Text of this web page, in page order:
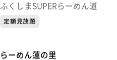
ふくしまSUPERらーめん道
定額見放題
らーめん蓮の里